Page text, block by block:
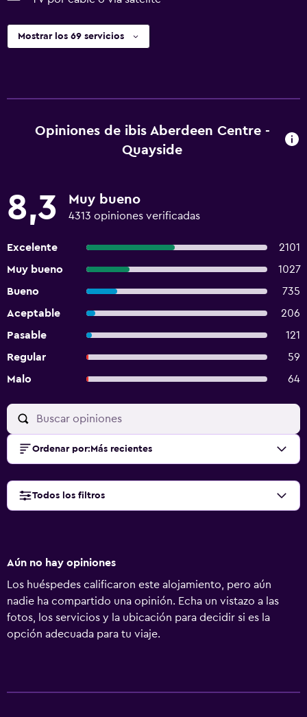
Mostrar los 69 servicios
Opiniones de ibis Aberdeen Centre -
Quayside
8,3 Muy bueno
4313 opiniones verificadas
Excelente
2101
Muy bueno
1027
Bueno
735
Aceptable
206
Pasable
121
Regular
59
Malo
64
Ordenar por: Más recientes
Todos los filtros
Aún no hay opiniones
Los huéspedes calificaron este alojamiento, pero aún
nadie ha compartido una opinión. Echa un vistazo a las
fotos, los servicios y la ubicación para decidir si es la
opción adecuada para tu viaje.